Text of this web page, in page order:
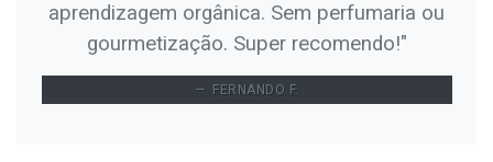
aprendizagem orgânica. Sem perfumaria ou
gourmetização. Super recomendo!"
FERNANDO F.